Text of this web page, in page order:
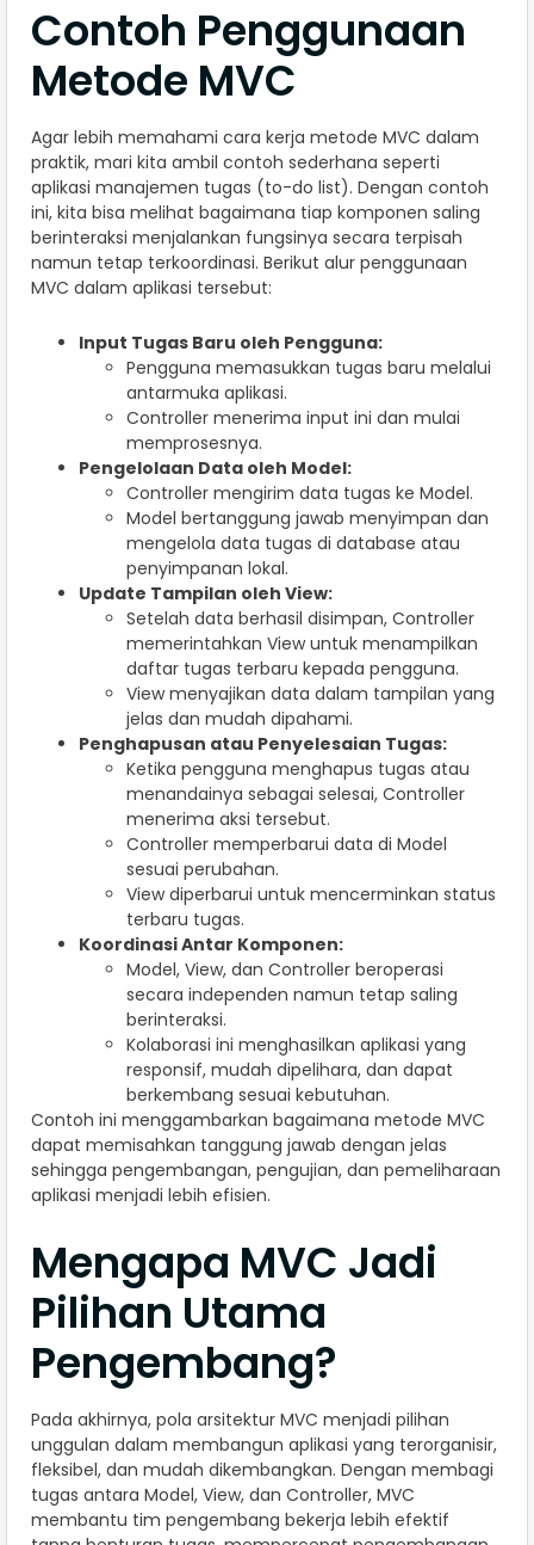
Contoh Penggunaan
Metode MVC
Agar lebih memahami cara kerja metode MVC dalam
praktik, mari kita ambil contoh sederhana seperti
aplikasi manajemen tugas (to-do list). Dengan contoh
ini, kita bisa melihat bagaimana tiap komponen saling
berinteraksi menjalankan fungsinya secara terpisah
namun tetap terkoordinasi. Berikut alur penggunaan
MVC dalam aplikasi tersebut:
Input Tugas Baru oleh Pengguna:
Pengguna memasukkan tugas baru melalui
antarmuka aplikasi.
Controller menerima input ini dan mulai
memprosesnya.
Pengelolaan Data oleh Model:
Controller mengirim data tugas ke Model.
Model bertanggung jawab menyimpan dan
mengelola data tugas di database atau
penyimpanan lokal.
Update Tampilan oleh View:
Setelah data berhasil disimpan, Controller
memerintahkan View untuk menampilkan
daftar tugas terbaru kepada pengguna.
View menyajikan data dalam tampilan yang
jelas dan mudah dipahami.
Penghapusan atau Penyelesaian Tugas:
Ketika pengguna menghapus tugas atau
menandainya sebagai selesai, Controller
menerima aksi tersebut.
Controller memperbarui data di Model
sesuai perubahan.
View diperbarui untuk mencerminkan status
terbaru tugas.
Koordinasi Antar Komponen:
Model, View, dan Controller beroperasi
secara independen namun tetap saling
berinteraksi.
Kolaborasi ini menghasilkan aplikasi yang
responsif, mudah dipelihara, dan dapat
berkembang sesuai kebutuhan.
Contoh ini menggambarkan bagaimana metode MVC
dapat memisahkan tanggung jawab dengan jelas
sehingga pengembangan, pengujian, dan pemeliharaan
aplikasi menjadi lebih efisien.
Mengapa MVC Jadi
Pilihan Utama
Pengembang?
Pada akhirnya, pola arsitektur MVC menjadi pilihan
unggulan dalam membangun aplikasi yang terorganisir,
fleksibel, dan mudah dikembangkan. Dengan membagi
tugas antara Model, View, dan Controller, MVC
membantu tim pengembang bekerja lebih efektif